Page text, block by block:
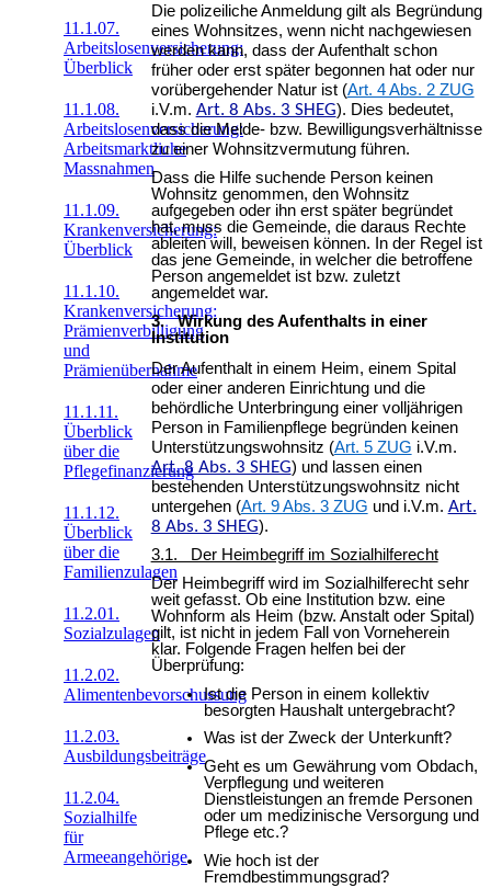
11.1.07.
Arbeitslosenversicherung:
Überblick
11.1.08.
Arbeitslosenversicherung:
Arbeitsmarktliche
Massnahmen
11.1.09.
Krankenversicherung:
Überblick
11.1.10.
Krankenversicherung:
Prämienverbilligung
und
Prämienübernahme
11.1.11.
Überblick
über die
Pflegefinanzierung
11.1.12.
Überblick
über die
Familienzulagen
11.2.01.
Sozialzulagen
11.2.02.
Alimentenbevorschussung
11.2.03.
Ausbildungsbeiträge
11.2.04.
Sozialhilfe
für
Armeeangehörige
Die polizeiliche Anmeldung gilt als Begründung
eines Wohnsitzes, wenn nicht nachgewiesen
werden kann, dass der Aufenthalt schon
früher oder erst später begonnen hat oder nur
vorübergehender Natur ist (Art. 4 Abs. 2 ZUG
i.V.m. Art. 8 Abs. 3 SHEG). Dies bedeutet,
dass die Melde- bzw. Bewilligungsverhältnisse
zu einer Wohnsitzvermutung führen.
Dass die Hilfe suchende Person keinen
Wohnsitz genommen, den Wohnsitz
aufgegeben oder ihn erst später begründet
hat, muss die Gemeinde, die daraus Rechte
ableiten will, beweisen können. In der Regel ist
das jene Gemeinde, in welcher die betroffene
Person angemeldet ist bzw. zuletzt
angemeldet war.
3. Wirkung des Aufenthalts in einer
Institution
Der Aufenthalt in einem Heim, einem Spital
oder einer anderen Einrichtung und die
behördliche Unterbringung einer volljährigen
Person in Familienpflege begründen keinen
Unterstützungswohnsitz (Art. 5 ZUG i.V.m.
Art. 8 Abs. 3 SHEG) und lassen einen
bestehenden Unterstützungswohnsitz nicht
untergehen (Art. 9 Abs. 3 ZUG und i.V.m. Art.
8 Abs. 3 SHEG).
3.1. Der Heimbegriff im Sozialhilferecht
Der Heimbegriff wird im Sozialhilferecht sehr
weit gefasst. Ob eine Institution bzw. eine
Wohnform als Heim (bzw. Anstalt oder Spital)
gilt, ist nicht in jedem Fall von Vorneherein
klar. Folgende Fragen helfen bei der
Überprüfung:
Ist die Person in einem kollektiv
besorgten Haushalt untergebracht?
Was ist der Zweck der Unterkunft?
Geht es um Gewährung vom Obdach,
Verpflegung und weiteren
Dienstleistungen an fremde Personen
oder um medizinische Versorgung und
Pflege etc.?
Wie hoch ist der
Fremdbestimmungsgrad?